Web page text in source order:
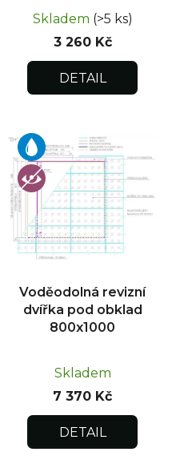
Skladem (>5 ks)
3 260 Kč
DETAIL
Voděodolná revizní
dvířka pod obklad
800x1000
Skladem
7 370 Kč
DETAIL